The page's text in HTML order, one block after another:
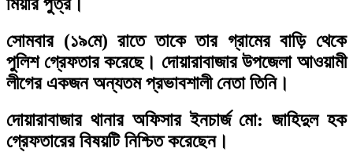
সোমবার (১৯মে) রাতে তাকে তার গ্রামের বাড়ি থেকে
পুলিশ গ্রেফতার করেছে। দোয়ারাবাজার উপজেলা আওয়ামী
লীগের একজন অন্যতম প্রভাবশালী নেতা তিনি।
দোয়ারাবাজার থানার অফিসার ইনচার্জ মো: জাহিদুল হক
গ্রেফতারের বিষয়টি নিশ্চিত করেছেন।